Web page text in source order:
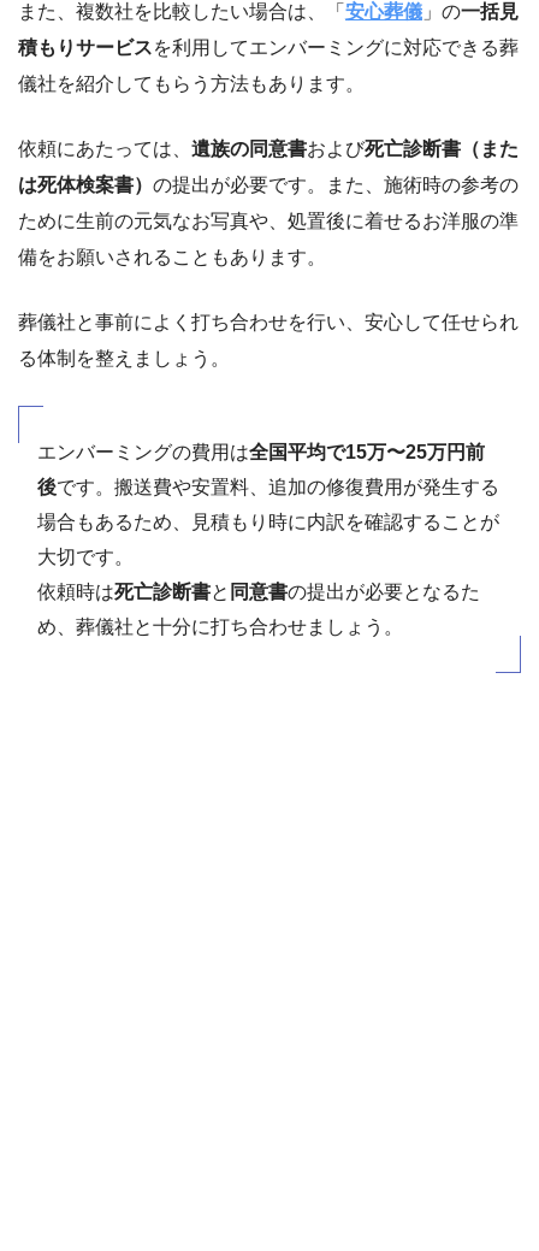
また、複数社を比較したい場合は、「 安心葬儀 」の一括見
積もりサービスを利用してエンバーミングに対応できる葬
儀社を紹介してもらう方法もあります。
依頼にあたっては、 遺族の同意書および死亡診断書（また
は死体検案書） の提出が必要です。また、施術時の参考の
ために生前の元気なお写真や、処置後に着せるお洋服の準
備をお願いされることもあります。
葬儀社と事前によく打ち合わせを行い、安心して任せられ
る体制を整えましょう。
エンバーミングの費用は全国平均で15万〜25万円前
後です。搬送費や安置料、追加の修復費用が発生する
場合もあるため、見積もり時に内訳を確認することが
大切です。
依頼時は死亡診断書と 同意書の提出が必要となるた
め、葬儀社と十分に打ち合わせましょう。